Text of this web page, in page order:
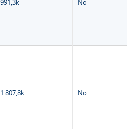
991,3k No
1.807,8k No